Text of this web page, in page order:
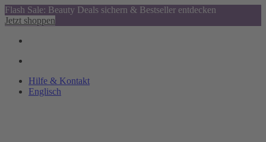
Flash Sale: Beauty Deals sichern & Bestseller entdecken
Jetzt shoppen
Hilfe & Kontakt
Englisch